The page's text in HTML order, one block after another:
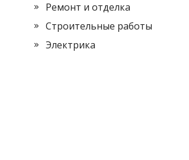
Ремонт и отделка
Строительные работы
Электрика